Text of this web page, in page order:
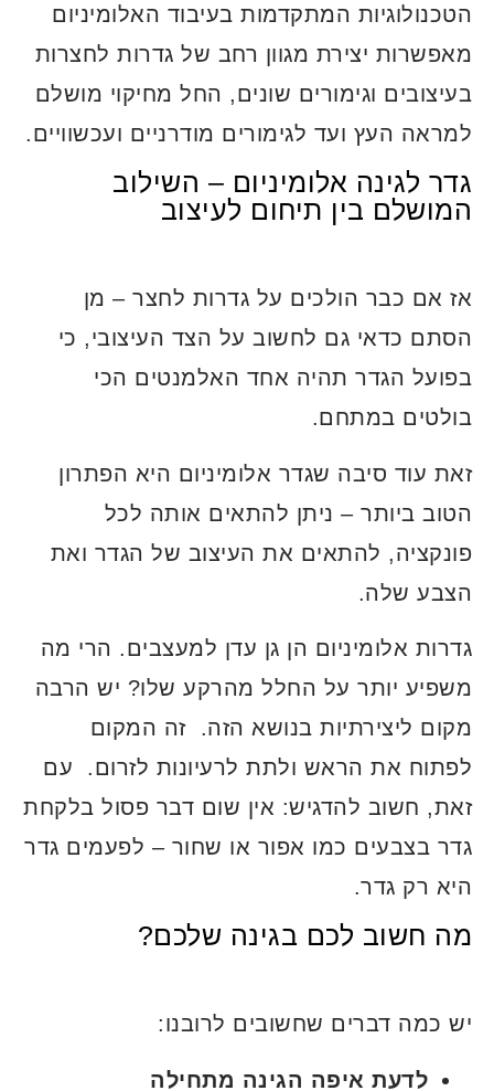
הטכנולוגיות המתקדמות בעיבוד האלומיניום
מאפשרות יצירת מגוון רחב של גדרות לחצרות
בעיצובים וגימורים שונים, החל מחיקוי מושלם
למראה העץ ועד לגימורים מודרניים ועכשוויים.
גדר לגינה אלומיניום – השילוב
המושלם בין תיחום לעיצוב
אז אם כבר הולכים על גדרות לחצר – מן
הסתם כדאי גם לחשוב על הצד העיצובי, כי
בפועל הגדר תהיה אחד האלמנטים הכי
בולטים במתחם.
זאת עוד סיבה שגדר אלומיניום היא הפתרון
הטוב ביותר – ניתן להתאים אותה לכל
פונקציה, להתאים את העיצוב של הגדר ואת
הצבע שלה.
גדרות אלומיניום הן גן עדן למעצבים. הרי מה
משפיע יותר על החלל מהרקע שלו? יש הרבה
מקום ליצירתיות בנושא הזה. זה המקום
לפתוח את הראש ולתת לרעיונות לזרום. עם
זאת, חשוב להדגיש: אין שום דבר פסול בלקחת
גדר בצבעים כמו אפור או שחור – לפעמים גדר
היא רק גדר.
מה חשוב לכם בגינה שלכם?
יש כמה דברים שחשובים לרובנו:
לדעת איפה הגינה מתחילה